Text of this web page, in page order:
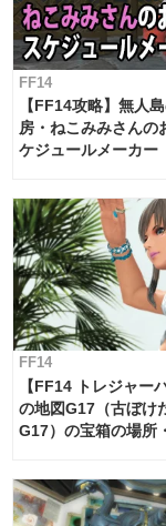
FF14
【FF14攻略】無人
房・ねこみみさんの
ケジュールメーカー
FF14
【FF14 トレジャー
の地図G17（古ぼけ
G17）の宝箱の場所